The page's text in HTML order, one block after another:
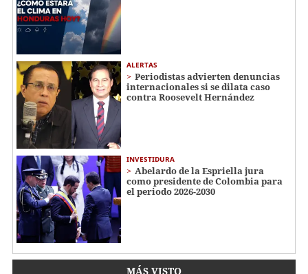
ALERTAS
Periodistas advierten denuncias
internacionales si se dilata caso
contra Roosevelt Hernández
INVESTIDURA
Abelardo de la Espriella jura
como presidente de Colombia para
el periodo 2026-2030
MÁS VISTO